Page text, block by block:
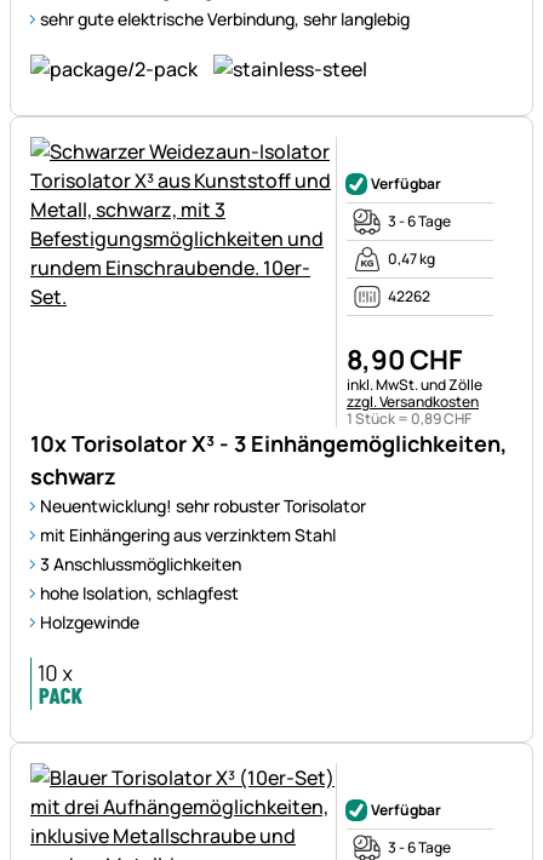
sehr gute elektrische Verbindung, sehr langlebig
10x Torisolator X³ - 3 Einhängemöglichkeiten,
schwarz
Neuentwicklung! sehr robuster Torisolator
mit Einhängering aus verzinktem Stahl
3 Anschlussmöglichkeiten
hohe Isolation, schlagfest
Holzgewinde
Verfügbar
3 - 6 Tage
0,47 kg
42262
8,90CHF
Steuerhinweis:
inkl. MwSt. und Zölle
zzgl. Versandkosten
1 Stück = 0,89CHF
Verfügbar
3 - 6 Tage